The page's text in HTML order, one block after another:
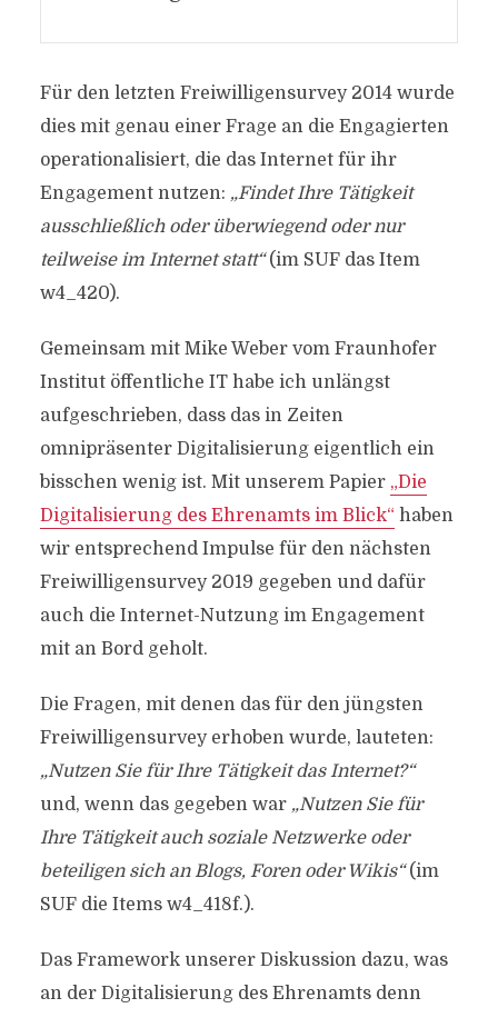
Für den letzten Freiwilligensurvey 2014 wurde
dies mit genau einer Frage an die Engagierten
operationalisiert, die das Internet für ihr
Engagement nutzen: „Findet Ihre Tätigkeit
ausschließlich oder überwiegend oder nur
teilweise im Internet statt“(im SUF das Item
w4_420).
Gemeinsam mit Mike Weber vom Fraunhofer
Institut öffentliche IT habe ich unlängst
aufgeschrieben, dass das in Zeiten
omnipräsenter Digitalisierung eigentlich ein
bisschen wenig ist. Mit unserem Papier „Die
Digitalisierung des Ehrenamts im Blick“ haben
wir entsprechend Impulse für den nächsten
Freiwilligensurvey 2019 gegeben und dafür
auch die Internet-Nutzung im Engagement
mit an Bord geholt.
Die Fragen, mit denen das für den jüngsten
Freiwilligensurvey erhoben wurde, lauteten:
„Nutzen Sie für Ihre Tätigkeit das Internet?“
und, wenn das gegeben war„Nutzen Sie für
Ihre Tätigkeit auch soziale Netzwerke oder
beteiligen sich an Blogs, Foren oder Wikis“(im
SUF die Items w4_418f.).
Das Framework unserer Diskussion dazu, was
an der Digitalisierung des Ehrenamts denn